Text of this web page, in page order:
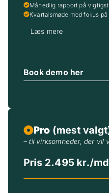
Månedlig rapport på
Kvartalsmøde med fokus
Læs mere
Book demo her
Pro (mest
– til virksomheder, der vil
Pris 2.495 kr./